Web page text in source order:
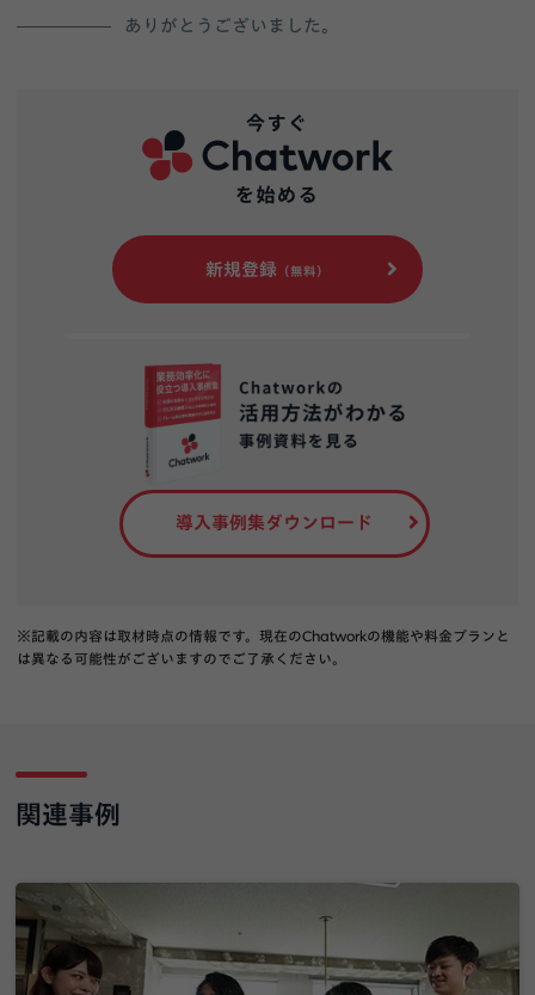
ありがとうございました。
新規登録 （無料）
導入事例集ダウンロード
※記載の内容は取材時点の情報です。現在のChatworkの機能や料金プランと
は異なる可能性がございますのでご了承ください。
関連事例